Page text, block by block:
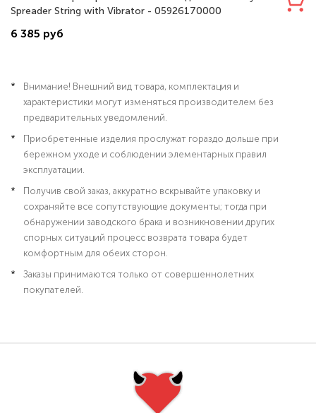
Spreader String with Vibrator - 05926170000
6 385 руб
Внимание! Внешний вид товара, комплектация и
характеристики могут изменяться производителем без
предварительных уведомлений.
Приобретенные изделия прослужат гораздо дольше при
бережном уходе и соблюдении элементарных правил
эксплуатации.
Получив свой заказ, аккуратно вскрывайте упаковку и
сохраняйте все сопутствующие документы; тогда при
обнаружении заводского брака и возникновении других
спорных ситуаций процесс возврата товара будет
комфортным для обеих сторон.
Заказы принимаются только от совершеннолетних
покупателей.